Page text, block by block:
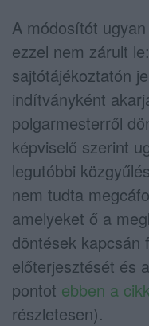
A módosítót
ezzel nem zárult
sajtótájékoztatón
indítványként
polgarmesterről
képviselő szerint
legutóbbi
nem tudta
amelyeket ő a
döntések kapcsán
előterjesztését és
pontot ebben a
részletesen).